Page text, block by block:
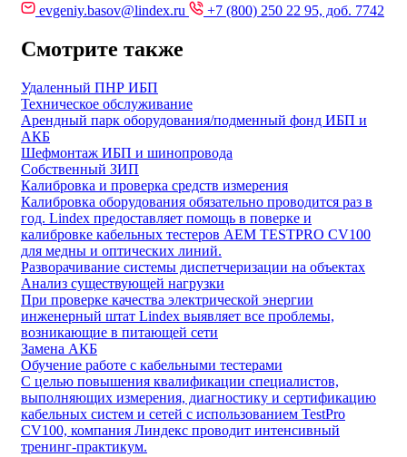
evgeniy.basov@lindex.ru
+7 (800) 250 22 95, доб. 7742
Смотрите также
Удаленный ПНР ИБП
Техническое обслуживание
Арендный парк оборудования/подменный фонд ИБП и
АКБ
Шефмонтаж ИБП и шинопровода
Собственный ЗИП
Калибровка и проверка средств измерения
Калибровка оборудования обязательно проводится раз в
год. Lindex предоставляет помощь в поверке и
калибровке кабельных тестеров AEM TESTPRO CV100
для медны и оптических линий.
Разворачивание системы диспетчеризации на объектах
Анализ существующей нагрузки
При проверке качества электрической энергии
инженерный штат Lindex выявляет все проблемы,
возникающие в питающей сети
Замена АКБ
Обучение работе с кабельными тестерами
С целью повышения квалификации специалистов,
выполняющих измерения, диагностику и сертификацию
кабельных систем и сетей с использованием TestPro
CV100, компания Линдекс проводит интенсивный
тренинг-практикум.